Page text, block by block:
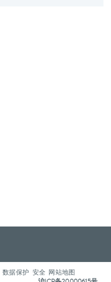
数据保护 安全
网站地图